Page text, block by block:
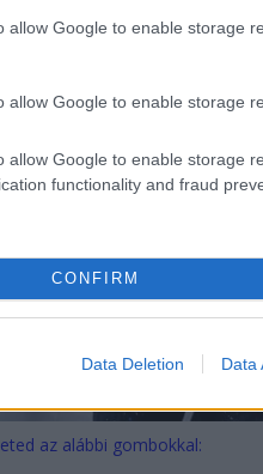
allow Google to enable storage
allow Google to enable storage
allow Google to enable storage
functionality and fraud
CONFIRM
Data Deletion Data
az alábbi gombokkal: